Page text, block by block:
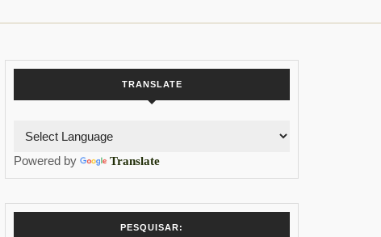
TRANSLATE
Powered by Translate
PESQUISAR: